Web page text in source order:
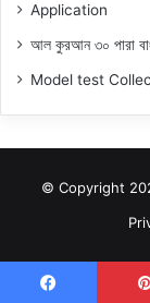
Application
আল কুরআন ৩০ পারা
Model test
© Copyright